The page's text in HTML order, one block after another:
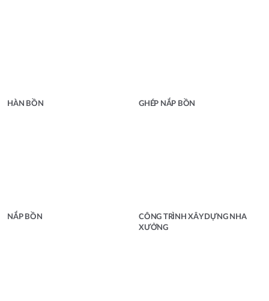
HÀN BỒN GHÉP NẮP BỒN
NẮP BỒN
CÔNG TRÌNH XÂY DỰNG NHA
XƯỞNG